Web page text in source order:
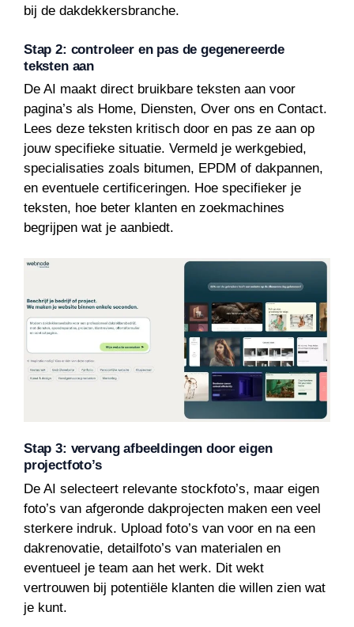
bij de dakdekkersbranche.
Stap 2: controleer en pas de gegenereerde
teksten aan
De AI maakt direct bruikbare teksten aan voor
pagina’s als Home, Diensten, Over ons en Contact.
Lees deze teksten kritisch door en pas ze aan op
jouw specifieke situatie. Vermeld je werkgebied,
specialisaties zoals bitumen, EPDM of dakpannen,
en eventuele certificeringen. Hoe specifieker je
teksten, hoe beter klanten en zoekmachines
begrijpen wat je aanbiedt.
Stap 3: vervang afbeeldingen door eigen
projectfoto’s
De AI selecteert relevante stockfoto’s, maar eigen
foto’s van afgeronde dakprojecten maken een veel
sterkere indruk. Upload foto’s van voor en na een
dakrenovatie, detailfoto’s van materialen en
eventueel je team aan het werk. Dit wekt
vertrouwen bij potentiële klanten die willen zien wat
je kunt.